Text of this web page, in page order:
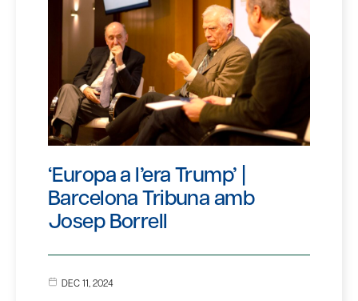
‘Europa a l’era Trump’ |
Barcelona Tribuna amb
Josep Borrell
DEC 11, 2024